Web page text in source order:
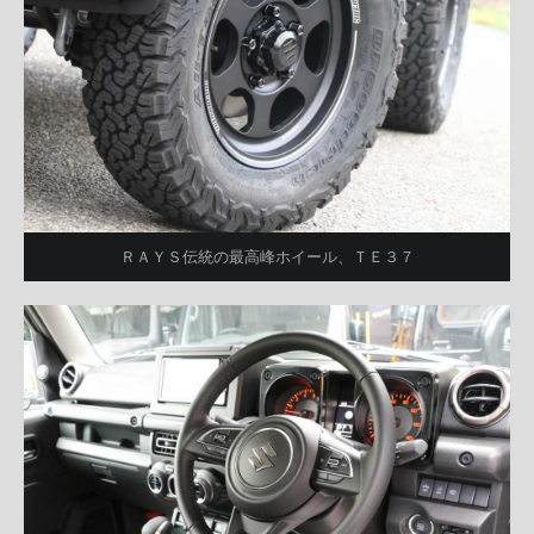
ＲＡＹＳ伝統の最高峰ホイール、ＴＥ３７